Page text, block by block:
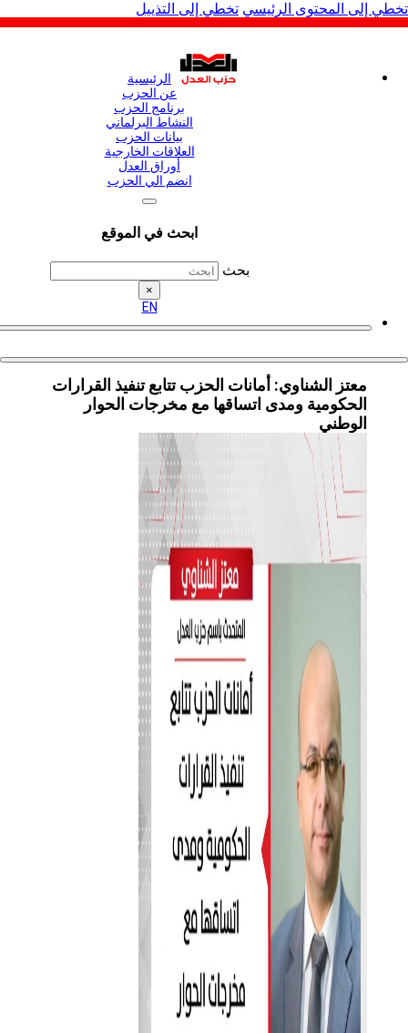
المحتوى الرئيسي تخطي إلى التذييل
الرئيسية
عن الحزب
برنامج الحزب
النشاط البرلماني
بيانات الحزب
العلاقات الخارجية
أوراق العدل
انضم الي الحزب
ابحث في الموقع
معتز الشناوي: أمانات الحزب تتابع تنفيذ القرارات
الحكومية ومدى اتساقها مع مخرجات الحوار
الوطني